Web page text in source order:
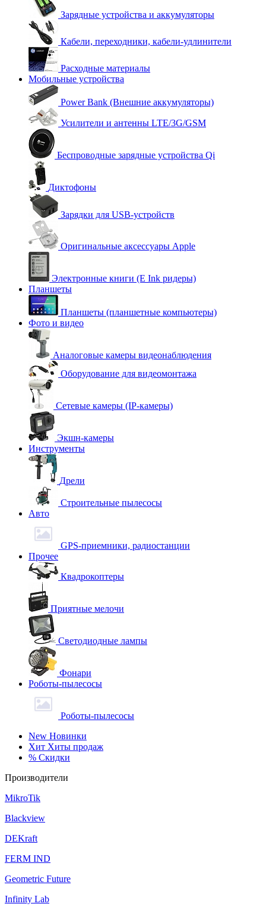
Зарядные устройства и аккумуляторы
Кабели, переходники, кабели-удлинители
Расходные материалы
Мобильные устройства
Power Bank (Внешние аккумуляторы)
Усилители и антенны LTE/3G/GSM
Беспроводные зарядные устройства Qi
Диктофоны
Зарядки для USB-устройств
Оригинальные аксессуары Apple
Электронные книги (E Ink ридеры)
Планшеты
Планшеты (планшетные компьютеры)
Фото и видео
Аналоговые камеры видеонаблюдения
Оборудование для видеомонтажа
Сетевые камеры (IP-камеры)
Экшн-камеры
Инструменты
Дрели
Строительные пылесосы
Авто
GPS-приемники, радиостанции
Прочее
Квадрокоптеры
Приятные мелочи
Светодиодные лампы
Фонари
Роботы-пылесосы
Роботы-пылесосы
New Новинки
Хит Хиты продаж
% Скидки
Производители
MikroTik
Blackview
DEKraft
FERM IND
Geometric Future
Infinity Lab